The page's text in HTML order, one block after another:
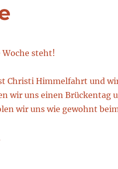
steht!
Christi Himmelfahrt und
wir uns einen Brückentag
wir uns wie gewohnt